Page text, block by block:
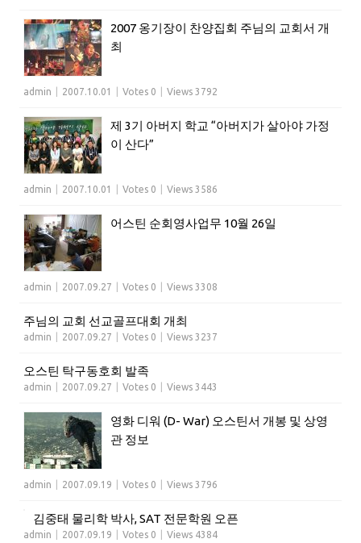
2007 옹기장이 찬양집회 주님의 교회서 개
최
admin 2007.10.01 Votes 0 Views 3792
제 3기 아버지 학교 “아버지가 살아야 가정
이 산다”
admin 2007.10.01 Votes 0 Views 3586
어스틴 순회영사업무 10월 26일
admin 2007.09.27 Votes 0 Views 3308
주님의 교회 선교골프대회 개최
admin 2007.09.27 Votes 0 Views 3237
오스틴 탁구동호회 발족
admin 2007.09.27 Votes 0 Views 3443
영화 디워 (D- War) 오스틴서 개봉 및 상영
관 정보
admin 2007.09.19 Votes 0 Views 3796
김중태 물리학 박사, SAT 전문학원 오픈
admin 2007.09.19 Votes 0 Views 4384